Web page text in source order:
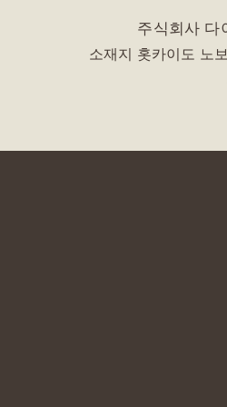
주식회사 다
소재지 홋카이도 노